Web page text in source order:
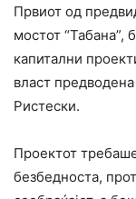
Првиот од
мостот
капитални
власт
Ристески.
Проектот
безбедноста,